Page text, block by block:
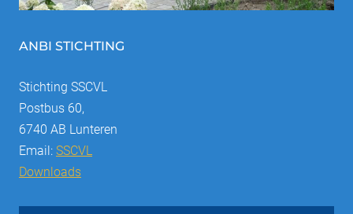
ANBI STICHTING
Stichting SSCVL
Postbus 60,
6740 AB Lunteren
Email: SSCVL
Downloads